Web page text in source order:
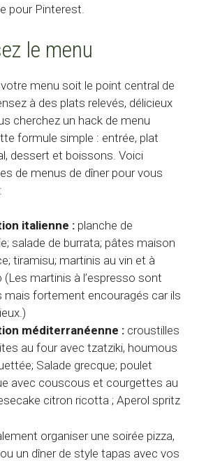
pour Pinterest.
le menu
menu soit le point central de
à des plats relevés, délicieux
cherchez un hack de menu
formule simple : entrée, plat
dessert et boissons. Voici
de menus de dîner pour vous
italienne : planche de
salade de burrata; pâtes maison
tiramisu; martinis au vin et à
(Les martinis à l’espresso sont
fortement encouragés car ils
méditerranéenne : croustilles
au four avec tzatziki, houmous
Salade grecque; poulet
avec couscous et courgettes au
citron ricotta ; Aperol spritz
organiser une soirée pizza,
un dîner de style tapas avec vos